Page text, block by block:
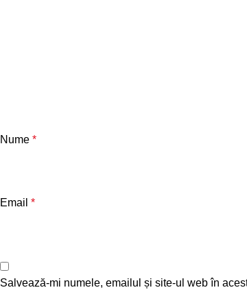
Nume *
Email *
Salvează-mi numele, emailul și site-ul web în